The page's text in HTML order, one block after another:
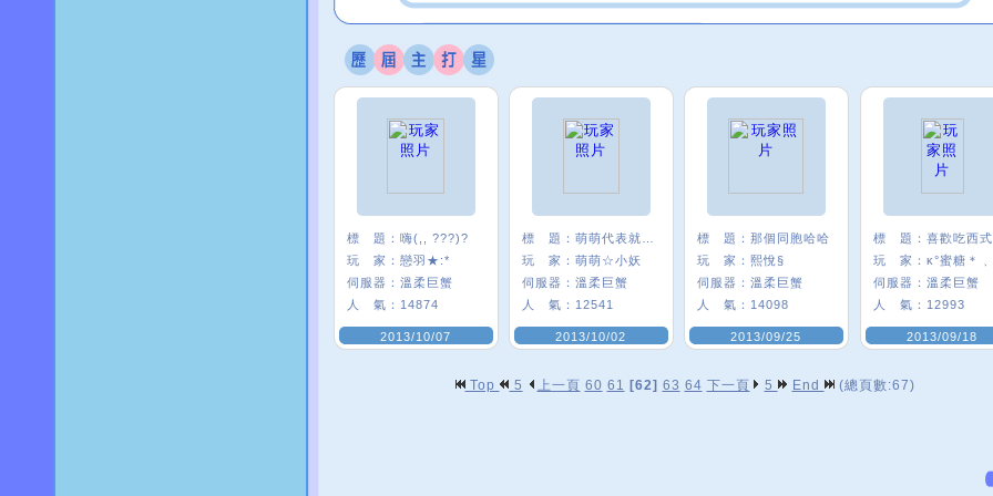
標 題： 嗨(,, ???)?
玩 家： 戀羽★:*
伺服器： 溫柔巨蟹
人 氣： 14874
2013/10/07
標 題：
玩 家： 萌萌☆小妖
伺服器： 溫柔巨蟹
人 氣： 12541
2013/10/02
標 題： 那個同胞哈哈
玩 家： 熙悅§
伺服器： 溫柔巨蟹
人 氣： 14098
2013/09/25
標 題：
玩 家： κ°蜜糖＊﹑
伺服器： 溫柔巨蟹
人 氣： 12993
2013/09/18
Top 5 上一頁 60 61 [62] 63 64 下一頁 5 End (總頁數:67)